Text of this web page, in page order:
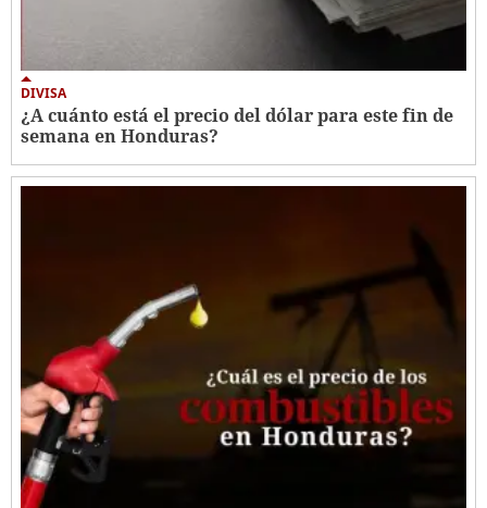
DIVISA
¿A cuánto está el precio del dólar para este fin de
semana en Honduras?